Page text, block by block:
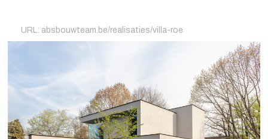
URL: absbouwteam.be/realisaties/villa-roe